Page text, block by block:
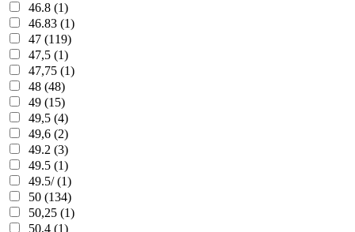
46.8 (1)
46.83 (1)
47 (119)
47,5 (1)
47,75 (1)
48 (48)
49 (15)
49,5 (4)
49,6 (2)
49.2 (3)
49.5 (1)
49.5/ (1)
50 (134)
50,25 (1)
50,4 (1)